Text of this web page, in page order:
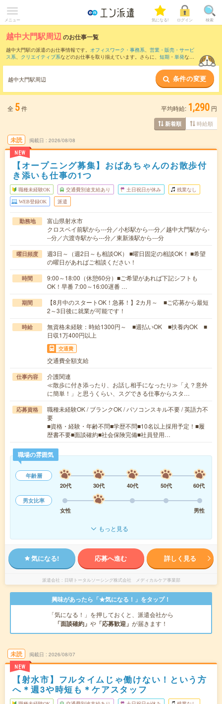
メニュー 気になる! ログイン 検索
越中大門駅周辺のお仕事一覧
越中大門駅の派遣のお仕事情報です。 オフィスワーク・事務系、 営業・販売・サービ
ス系、 クリエイティブ系などのお仕事を取り揃えています。さらに、 短期 ・ 単発など
また、福岡駅・西高岡駅
など近隣駅のお仕事もご確
認いただけます。
越中大門駅周辺 条件の変更
全 5件 平均時給: 1,290 円
新着順 時給順
未読
NEW
掲載日 2026/08/08
【オープニング募集】おばあちゃんのお散歩付
き添いも仕事の1つ
職種未経験OK 交通費別途支給あり 土日祝日が休み 残業なし
WEB登録OK 派遣
勤務地
富山県射水市
クロスベイ前駅から---分／小杉駅から---分／越中大門駅から-
--分／六渡寺駅から---分／東新湊駅から---分
曜日頻度
週3日～（週2日～も相談OK） ■曜日固定の相談OK！ ■希望
の曜日があればご相談ください！
時間
9:00～18:00（休憩60分）■ご希望があれば下記シフトも
OK！早番 7:00～16:00遅番 …
期間
【8月中のスタートOK！急募！】2カ月～ ■ご応募から最短
2～3日後に就業が可能です！
時給
無資格未経験：時給1300円～ ■週払いOK ■扶養内OK ■
日収1万400円以上
交通費
交通費全額支給
仕事内容
介護関連
≪散歩に付き添ったり、お話し相手になったり≫「え？意外
に簡単！」と思うくらい、スグできる仕事からスタ…
応募資格
職種未経験OK / ブランクOK / パソコンスキル不要 / 英語力不
要
■資格・経験・年齢不問■学歴不問■10名以上採用予定！■履
歴書不要■面談確約■社会保険完備■社員登用…
職場の雰囲気
年齢層
20代
30代 40代 50代
60代
男女比率
女性
男性
もっと見る
気になる! 応募へ進む 詳しく見る
派遣会社 日研トータルソーシング株式会社 メディカルケア事業部
興味があったら「★気になる！」をタップ！
「気になる！」を押しておくと、派遣会社から
「面談確約」 や 「応募歓迎」 が届きます！
未読
NEW
掲載日 2026/08/07
【射水市】フルタイムじゃ働けない！という方
へ＊週3や時短も＊ケアスタッフ